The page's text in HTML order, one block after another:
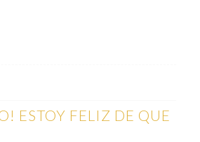
ESTOY FELIZ DE QUE